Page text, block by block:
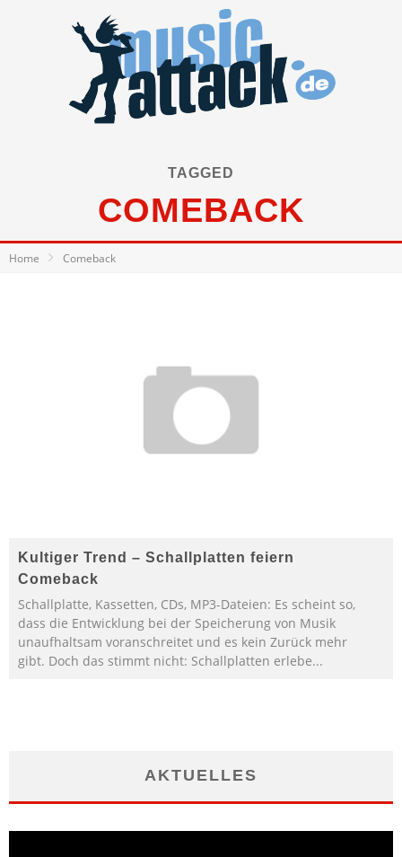
TAGGED
COMEBACK
Home Comeback
Kultiger Trend – Schallplatten feiern
Comeback
Schallplatte, Kassetten, CDs, MP3-Dateien: Es scheint so,
dass die Entwicklung bei der Speicherung von Musik
unaufhaltsam voranschreitet und es kein Zurück mehr
gibt. Doch das stimmt nicht: Schallplatten erlebe...
AKTUELLES